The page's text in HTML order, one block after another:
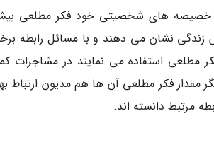
خصیصه های شخصیتی خود فکر مطلعی
نشان می دهند و با مسائل رابطه
مطلعی استفاده می نمایند در مشاجرات
مقدار فکر مطلعی آن ها هم مدیون ارتباط
مرتبط دانسته اند.